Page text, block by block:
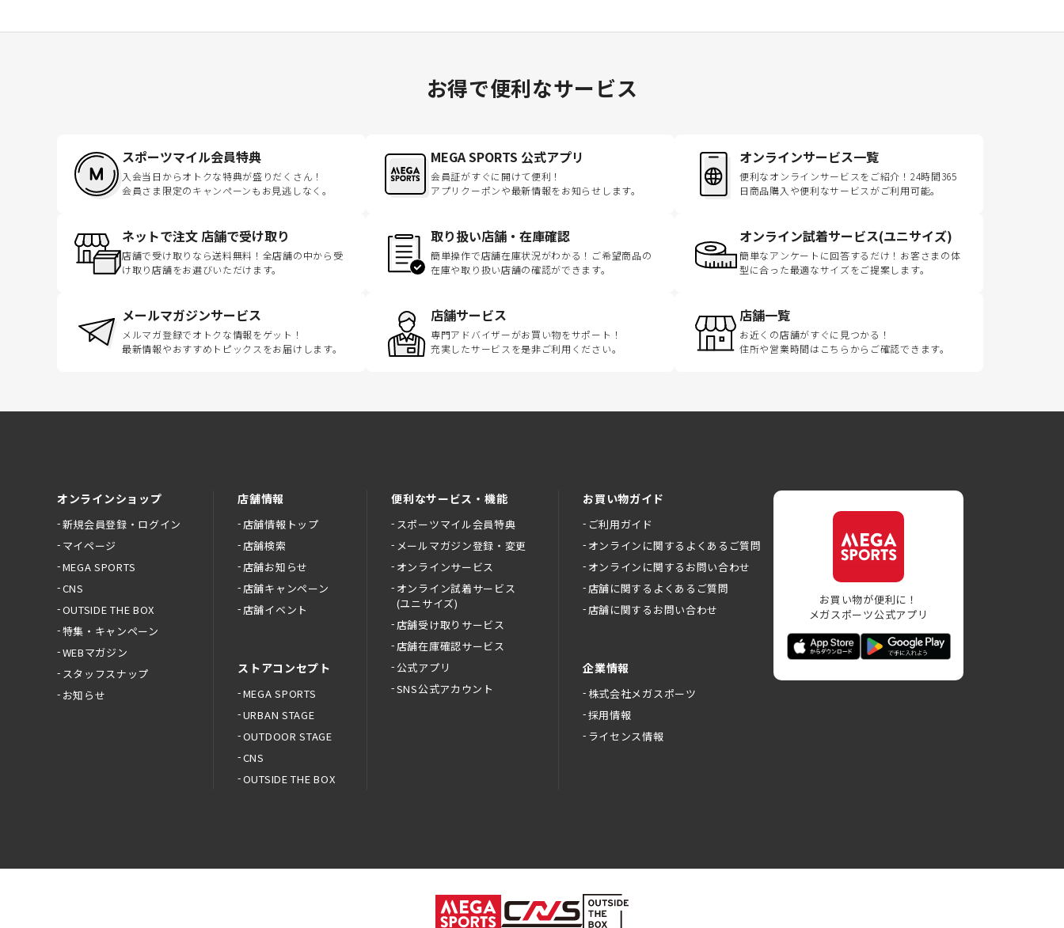
お得で便利なサービス
スポーツマイル会員特典
入会当日からオトクな特典が盛りだくさん！
会員さま限定のキャンペーンもお見逃しなく。
MEGA SPORTS 公式アプリ
会員証がすぐに開けて便利！
アプリクーポンや最新情報をお知らせします。
オンラインサービス一覧
便利なオンラインサービスをご紹介！24時間365
日商品購入や便利なサービスがご利用可能。
ネットで注文 店舗で受け取り
店舗で受け取りなら送料無料！全店舗の中から受
け取り店舗をお選びいただけます。
取り扱い店舗・在庫確認
簡単操作で店舗在庫状況がわかる！ご希望商品の
在庫や取り扱い店舗の確認ができます。
オンライン試着サービス(ユニサイズ)
簡単なアンケートに回答するだけ！お客さまの体
型に合った最適なサイズをご提案します。
メールマガジンサービス
メルマガ登録でオトクな情報をゲット！
最新情報やおすすめトピックスをお届けします。
店舗サービス
専門アドバイザーがお買い物をサポート！
充実したサービスを是非ご利用ください。
店舗一覧
お近くの店舗がすぐに見つかる！
住所や営業時間はこちらからご確認できます。
オンラインショップ
新規会員登録・ログイン
マイページ
MEGA SPORTS
CNS
OUTSIDE THE BOX
特集・キャンペーン
WEBマガジン
スタッフスナップ
お知らせ
店舗情報
店舗情報トップ
店舗検索
店舗お知らせ
店舗キャンペーン
店舗イベント
ストアコンセプト
MEGA SPORTS
URBAN STAGE
OUTDOOR STAGE
CNS
OUTSIDE THE BOX
便利なサービス・機能
スポーツマイル会員特典
メールマガジン登録・変更
オンラインサービス
オンライン試着サービス
(ユニサイズ)
店舗受け取りサービス
店舗在庫確認サービス
公式アプリ
SNS公式アカウント
お買い物ガイド
ご利用ガイド
オンラインに関するよくあるご質問
オンラインに関するお問い合わせ
店舗に関するよくあるご質問
店舗に関するお問い合わせ
企業情報
株式会社メガスポーツ
採用情報
ライセンス情報
お買い物が便利に！
メガスポーツ公式アプリ